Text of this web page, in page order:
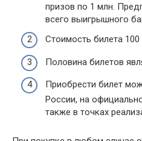
призов по 1 млн.
всего выигрышного
Стоимость билета 100
Половина билетов
Приобрести билет
России, на
также в точках